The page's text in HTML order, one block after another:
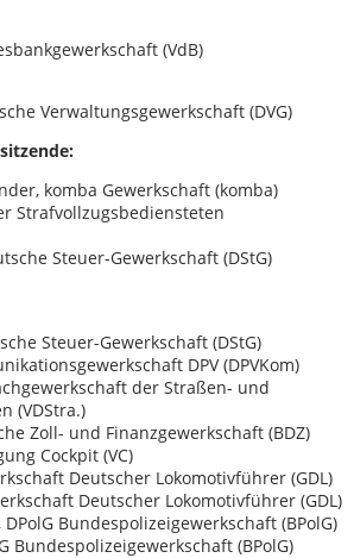
(VdB)
Verwaltungsgewerkschaft (DVG)
komba Gewerkschaft (komba)
Strafvollzugsbediensteten
Steuer-Gewerkschaft (DStG)
Steuer-Gewerkschaft (DStG)
DPV (DPVKom)
der Straßen- und
(VDStra.)
Zoll- und Finanzgewerkschaft (BDZ)
Cockpit (VC)
Deutscher Lokomotivführer (GDL)
Deutscher Lokomotivführer (GDL)
Bundespolizeigewerkschaft (BPolG)
Bundespolizeigewerkschaft (BPolG)